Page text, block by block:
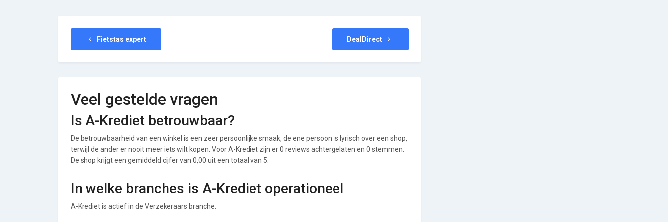
Fietstas expert DealDirect
Veel gestelde vragen
Is A-Krediet betrouwbaar?
De betrouwbaarheid van een winkel is een zeer persoonlijke smaak, de ene persoon is lyrisch over een shop,
terwijl de ander er nooit meer iets wilt kopen. Voor A-Krediet zijn er 0 reviews achtergelaten en 0 stemmen.
De shop krijgt een gemiddeld cijfer van 0,00 uit een totaal van 5.
In welke branches is A-Krediet operationeel
A-Krediet is actief in de Verzekeraars branche.